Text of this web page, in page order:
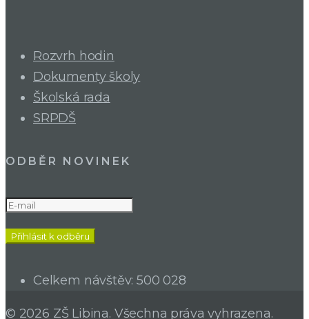
Rozvrh hodin
Dokumenty školy
Školská rada
SRPDŠ
ODBĚR NOVINEK
Celkem návštěv:500 028
© 2026 ZŠ Libina. Všechna práva vyhrazena.